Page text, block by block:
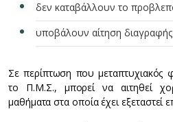
δεν καταβάλλουν το
υποβάλουν αίτηση διαγραφής
Σε περίπτωση που μεταπτυχιακός
το Π.Μ.Σ., μπορεί να αιτηθεί
μαθήματα στα οποία έχει εξεταστεί